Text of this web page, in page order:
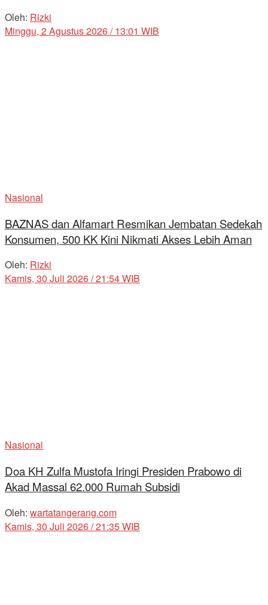
Oleh: Rizki
Minggu, 2 Agustus 2026 / 13:01 WIB
Nasional
BAZNAS dan Alfamart Resmikan Jembatan Sedekah
Konsumen, 500 KK Kini Nikmati Akses Lebih Aman
Oleh: Rizki
Kamis, 30 Juli 2026 / 21:54 WIB
Nasional
Doa KH Zulfa Mustofa Iringi Presiden Prabowo di
Akad Massal 62.000 Rumah Subsidi
Oleh: wartatangerang.com
Kamis, 30 Juli 2026 / 21:35 WIB